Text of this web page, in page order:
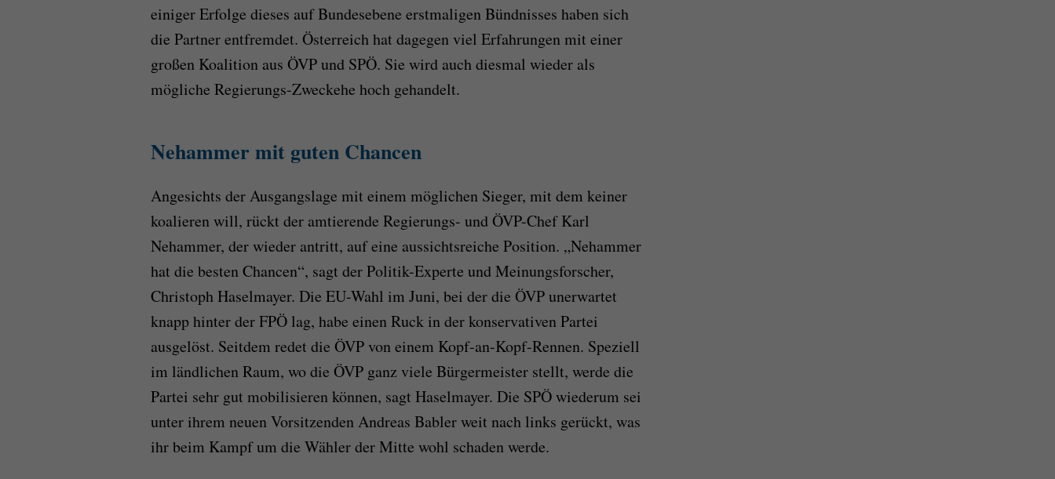
einiger Erfolge dieses auf Bundesebene erstmaligen Bündnisses haben sich
die Partner entfremdet. Österreich hat dagegen viel Erfahrungen mit einer
großen Koalition aus ÖVP und SPÖ. Sie wird auch diesmal wieder als
mögliche Regierungs-Zweckehe hoch gehandelt.
Nehammer mit guten Chancen
Angesichts der Ausgangslage mit einem möglichen Sieger, mit dem keiner
koalieren will, rückt der amtierende Regierungs- und ÖVP-Chef Karl
Nehammer, der wieder antritt, auf eine aussichtsreiche Position. „Nehammer
hat die besten Chancen“, sagt der Politik-Experte und Meinungsforscher,
Christoph Haselmayer. Die EU-Wahl im Juni, bei der die ÖVP unerwartet
knapp hinter der FPÖ lag, habe einen Ruck in der konservativen Partei
ausgelöst. Seitdem redet die ÖVP von einem Kopf-an-Kopf-Rennen. Speziell
im ländlichen Raum, wo die ÖVP ganz viele Bürgermeister stellt, werde die
Partei sehr gut mobilisieren können, sagt Haselmayer. Die SPÖ wiederum sei
unter ihrem neuen Vorsitzenden Andreas Babler weit nach links gerückt, was
ihr beim Kampf um die Wähler der Mitte wohl schaden werde.